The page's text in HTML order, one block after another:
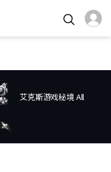
艾克斯游戏秘境 All